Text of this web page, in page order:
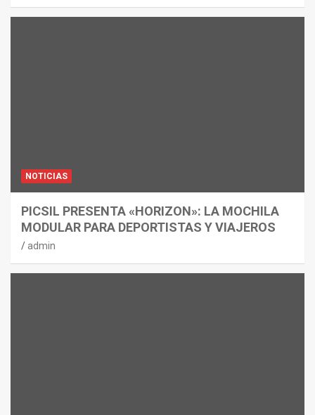
NOTICIAS
PICSIL PRESENTA «HORIZON»: LA MOCHILA
MODULAR PARA DEPORTISTAS Y VIAJEROS
admin